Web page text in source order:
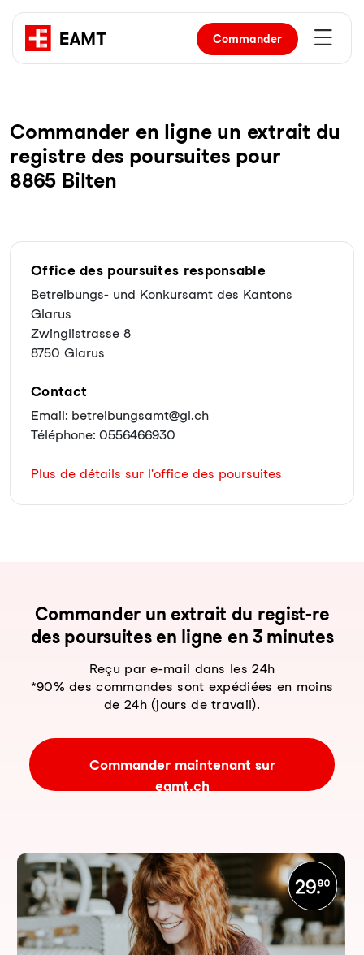
Commander
Com­man­der en li­gne un ex­trait du
re­gist­re des pour­sui­tes pour
8865 Bilten
Office des poursuites responsable
Betreibungs- und Konkursamt des Kantons
Glarus
Zwinglistrasse 8
8750 Glarus
Contact
Email: betreibungsamt@gl.ch
Téléphone: 0556466930
Plus de détails sur l'office des poursuites
Com­man­der un ex­trait du re­gist-re
des pour­sui­tes en li­gne en 3 mi­nu­tes
Reçu par e-mail dans les 24h
*90% des commandes sont expédiées en moins
de 24h (jours de travail).
Commander maintenant sur
eamt.ch